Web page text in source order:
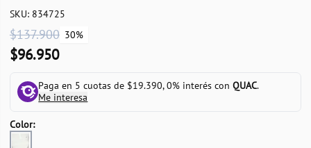
SKU: 834725
$137.900 30%
$96.950
Paga en 5 cuotas de $19.390, 0% interés conQUAC.
Me interesa
Color: